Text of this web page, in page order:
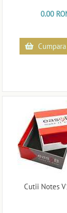
0.00
Cumpara
Cutii Notes